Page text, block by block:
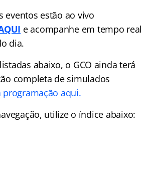
eventos estão ao vivo
e acompanhe em tempo real
dia.
abaixo, o GCO ainda terá
completa de simulados
programação aqui.
utilize o índice abaixo: